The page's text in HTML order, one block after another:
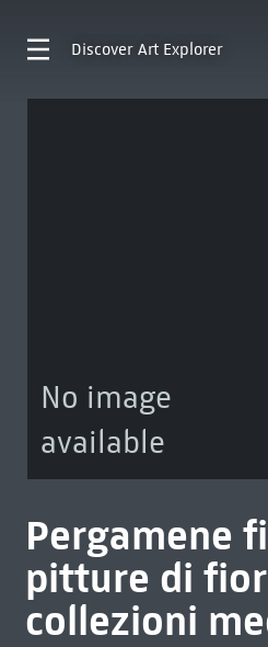
Discover Art Explorer
No image
available
Pergamene
pitture di
collezioni